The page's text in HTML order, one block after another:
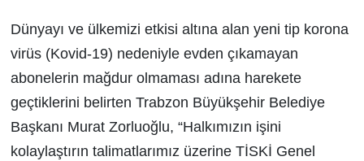
Dünyayı ve ülkemizi etkisi altına alan yeni tip korona
virüs (Kovid-19) nedeniyle evden çıkamayan
abonelerin mağdur olmaması adına harekete
geçtiklerini belirten Trabzon Büyükşehir Belediye
Başkanı Murat Zorluoğlu, “Halkımızın işini
kolaylaştırın talimatlarımız üzerine TİSKİ Genel